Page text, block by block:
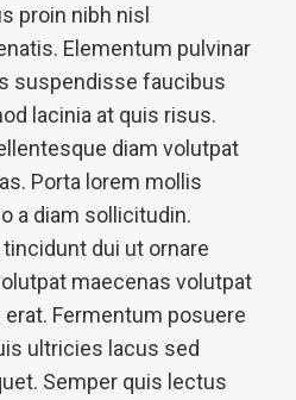
proin nibh nisl
Elementum pulvinar
suspendisse faucibus
lacinia at quis risus.
diam volutpat
Porta lorem mollis
a diam sollicitudin.
dui ut ornare
maecenas volutpat
Fermentum posuere
ultricies lacus sed
Semper quis lectus